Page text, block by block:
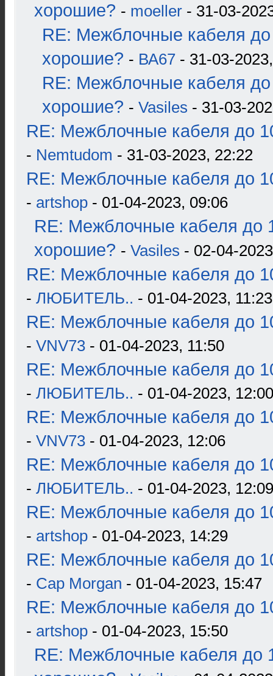
хорошие? - moeller - 31-03-
RE: Межблочные кабеля до
хорошие? - ВА67 - 31-03-
RE: Межблочные кабеля до
хорошие? - Vasiles - 31-03-
RE: Межблочные кабеля до
- Nemtudom - 31-03-2023, 22:22
RE: Межблочные кабеля до
- artshop - 01-04-2023, 09:06
RE: Межблочные кабеля до
хорошие? - Vasiles - 02-04-
RE: Межблочные кабеля до
- ЛЮБИТЕЛЬ.. - 01-04-2023, 11:23
RE: Межблочные кабеля до
- VNV73 - 01-04-2023, 11:50
RE: Межблочные кабеля до
- ЛЮБИТЕЛЬ.. - 01-04-2023, 12:00
RE: Межблочные кабеля до
- VNV73 - 01-04-2023, 12:06
RE: Межблочные кабеля до
- ЛЮБИТЕЛЬ.. - 01-04-2023, 12:09
RE: Межблочные кабеля до
- artshop - 01-04-2023, 14:29
RE: Межблочные кабеля до
- Cap Morgan - 01-04-2023, 15:47
RE: Межблочные кабеля до
- artshop - 01-04-2023, 15:50
RE: Межблочные кабеля до